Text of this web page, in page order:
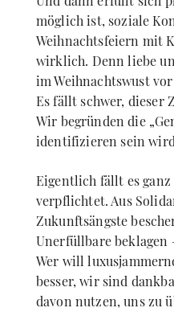
möglich ist, soziale
Weihnachtsfeiern mit
wirklich. Denn liebe
im Weihnachtswust
Es fällt schwer, dieser
Wir begründen die
identifizieren sein
Eigentlich fällt es
verpflichtet. Aus
Zukunftsängste
Unerfüllbare beklagen
Wer will
besser, wir sind
davon nutzen, uns zu